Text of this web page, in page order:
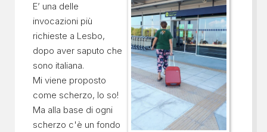
E’ una delle
invocazioni più
richieste a Lesbo,
dopo aver saputo che
sono italiana.
Mi viene proposto
come scherzo, lo so!
Ma alla base di ogni
scherzo c'è un fondo